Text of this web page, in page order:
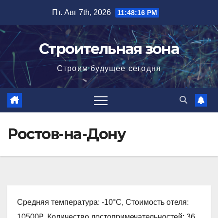
содержимому
Пт. Авг 7th, 2026 11:48:18 PM
Строительная зона
Строим будущее сегодня
Ростов-на-Дону
Средняя температура: -10°C, Стоимость отеля: